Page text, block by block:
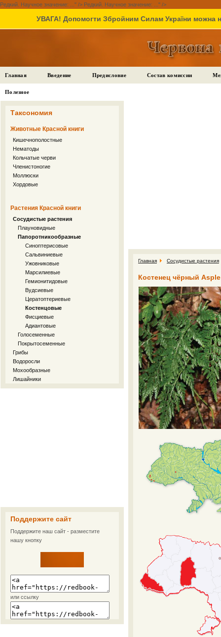
Редкий. Научное значение: ..." /> Редкий. Научное значение: ..." />
УВАГА! Допомогти Збройним Силам України можна
Главная Введение Предисловие Состав комиссии
Полезное
Таксономия
Животные Красной книги
Кишечнополостные
Нематоды
Кольчатые черви
Членистоногие
Моллюски
Хордовые
Растения Красной книги
Сосудистые растения
Плауновидные
Папоротникообразные
Синоптерисовые
Сальвиниевые
Ужовниковые
Марсилиевые
Гемионитидовые
Вудсиевые
Цератоптериевые
Костенцовые
Фисциевые
Адиантовые
Голосеменные
Покрытосеменные
Грибы
Водоросли
Мохообразные
Лишайники
Поддержите сайт
Поддержите наш сайт - разместите
нашу кнопку
или ссылку
Главная Сосудистые растения
Костенец чёрный